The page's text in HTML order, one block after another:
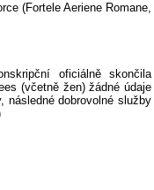
(Fortele Aeriene Romane,
oficiálně skončila
(včetně žen) žádné údaje
následné dobrovolné služby